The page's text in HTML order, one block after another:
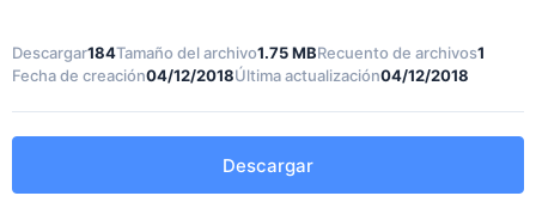
Descargar184Tamaño del archivo1.75 MBRecuento de archivos1
Fecha de creación04/12/2018Última actualización04/12/2018
Descargar